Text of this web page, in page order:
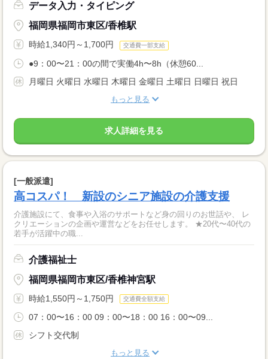
データ入力・タイピング
福岡県福岡市東区/香椎駅
時給1,340円～1,700円 交通費一部支給
●9：00〜21：00の間で実働4h〜8h（休憩60...
月曜日 火曜日 水曜日 木曜日 金曜日 土曜日 日曜日 祝日
もっと見る
求人詳細を見る
[一般派遣]
高コスパ！ 新設のシニア施設の介護支援
介護施設にて、食事や入浴のサポートなど身の回りのお世話や、 レ
クリエーションの企画や運営などをお任せします。 ★20代〜40代の
若手が活躍中の職...
介護福祉士
福岡県福岡市東区/香椎神宮駅
時給1,550円～1,750円 交通費全額支給
07：00〜16：00 09：00〜18：00 16：00〜09...
シフト交代制
もっと見る